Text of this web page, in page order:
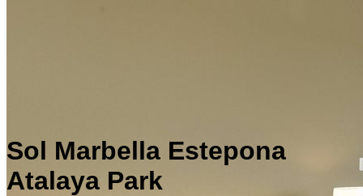
Sol Marbella Estepona
Atalaya Park